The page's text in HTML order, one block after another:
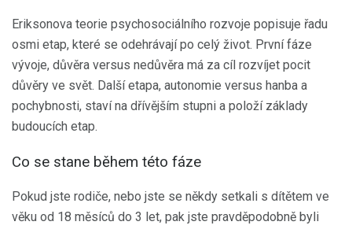
Eriksonova teorie psychosociálního rozvoje popisuje řadu
osmi etap, které se odehrávají po celý život. První fáze
vývoje, důvěra versus nedůvěra má za cíl rozvíjet pocit
důvěry ve svět. Další etapa, autonomie versus hanba a
pochybnosti, staví na dřívějším stupni a položí základy
budoucích etap.
Co se stane během této fáze
Pokud jste rodiče, nebo jste se někdy setkali s dítětem ve
věku od 18 měsíců do 3 let, pak jste pravděpodobně byli